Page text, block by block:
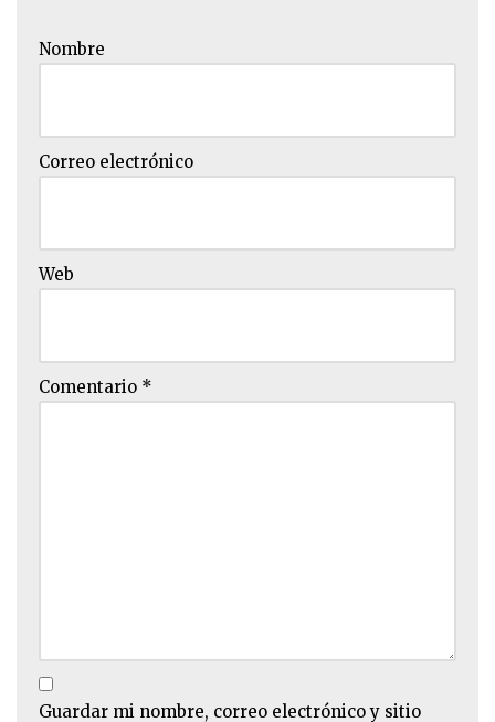
Nombre
Correo electrónico
Web
Comentario *
Guardar mi nombre, correo electrónico y sitio